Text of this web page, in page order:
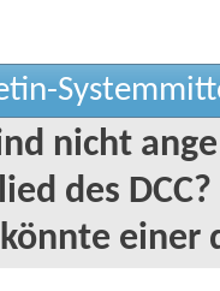
nicht
des DCC?
einer